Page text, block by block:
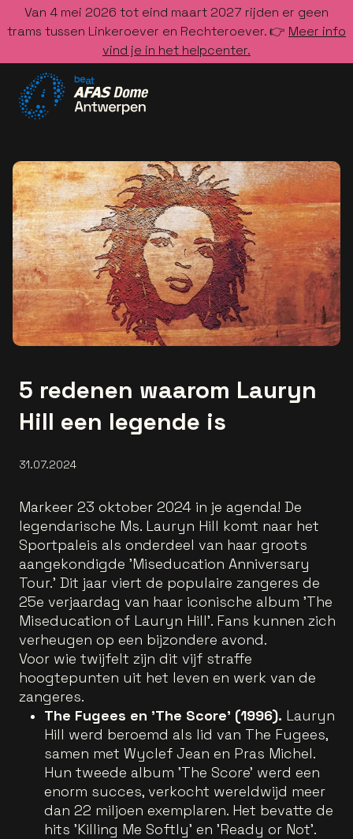
Van 4 mei 2026 tot eind maart 2027 rijden er geen
trams tussen Linkeroever en Rechteroever. 👉 Meer info
vind je in het helpcenter.
5 redenen waarom Lauryn
Hill een legende is
31.07.2024
Markeer 23 oktober 2024 in je agenda! De
legendarische Ms. Lauryn Hill komt naar het
Sportpaleis als onderdeel van haar groots
aangekondigde 'Miseducation Anniversary
Tour.' Dit jaar viert de populaire zangeres de
25e verjaardag van haar iconische album 'The
Miseducation of Lauryn Hill'. Fans kunnen zich
verheugen op een bijzondere avond.
Voor wie twijfelt zijn dit vijf straffe
hoogtepunten uit het leven en werk van de
zangeres.
The Fugees en 'The Score' (1996). Lauryn
Hill werd beroemd als lid van The Fugees,
samen met Wyclef Jean en Pras Michel.
Hun tweede album 'The Score' werd een
enorm succes, verkocht wereldwijd meer
dan 22 miljoen exemplaren. Het bevatte de
hits 'Killing Me Softly' en 'Ready or Not'​.